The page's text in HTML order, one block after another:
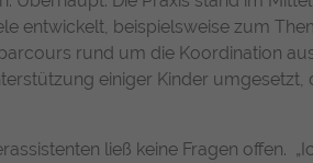
entwickelt, beispielsweise zum
rund um die Koordination
einiger Kinder umgesetzt,
ließ keine Fragen offen.
Enthält die gewählten
Einstellungen.
_pk_ses, _pk_cvar, _pk_hsr
Matomo
30 Minuten
chatbase_anon_id
Chatbase (https://
Der Cookie unterstützt die
Cookie-Informationen anzeigen
Inhalte
Funktionen dienen dazu, Inhalte oder
veröffentlicht sind, auch auf unserer